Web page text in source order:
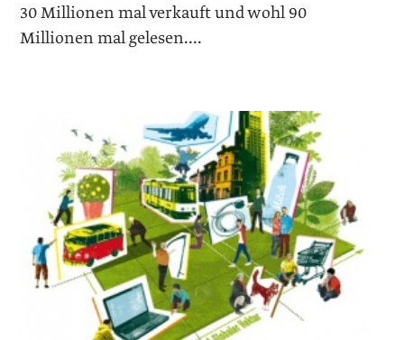
30 Millionen mal verkauft und wohl 90
Millionen mal gelesen....